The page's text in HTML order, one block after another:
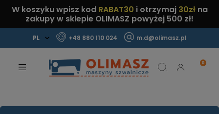
W koszyku wpisz kod RABAT30 i otrzymaj 30złna
zakupy w sklepie OLIMASZ powyżej 500 zł!
+48 880 110 024 m.d@olimasz.pl
Sprawdź!